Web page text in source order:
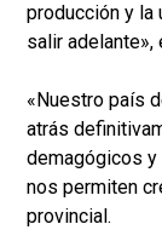
producción y la
salir
«Nuestro país
atrás
demagógicos y
nos permiten
provincial.